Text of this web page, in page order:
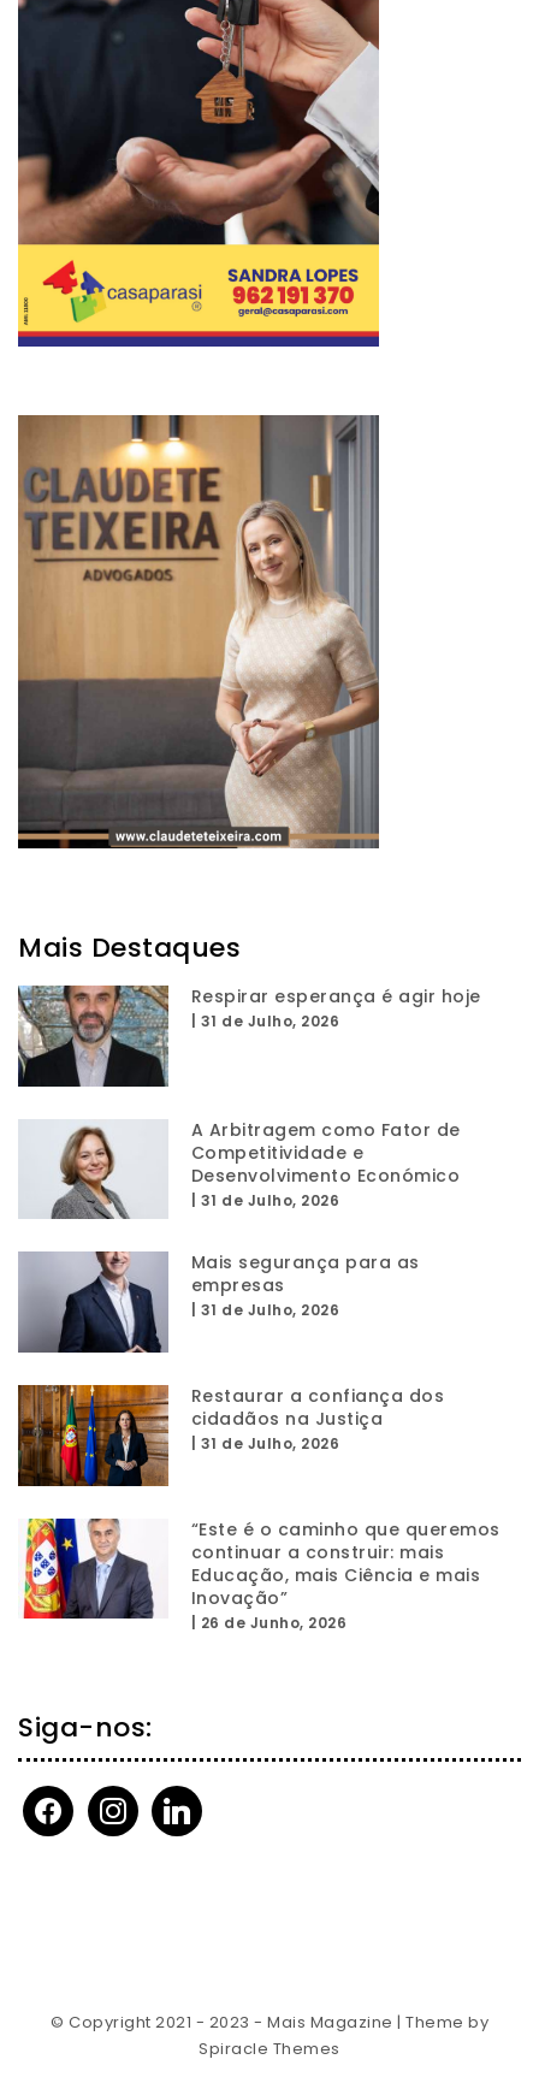
Mais Destaques
Respirar esperança é agir hoje
31 de Julho, 2026
A Arbitragem como Fator de
Competitividade e
Desenvolvimento Económico
31 de Julho, 2026
Mais segurança para as
empresas
31 de Julho, 2026
Restaurar a confiança dos
cidadãos na Justiça
31 de Julho, 2026
“Este é o caminho que queremos
continuar a construir: mais
Educação, mais Ciência e mais
Inovação”
26 de Junho, 2026
Siga-nos:
facebookinstagramlinkedin
© Copyright 2021 - 2023 - Mais Magazine | Theme by
Spiracle Themes